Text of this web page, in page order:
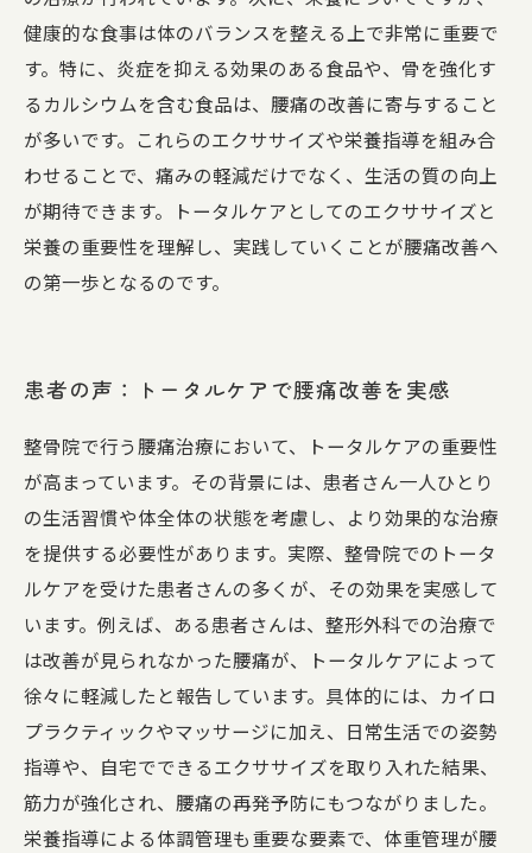
健康的な食事は体のバランスを整える上で非常に重要で
す。特に、炎症を抑える効果のある食品や、骨を強化す
るカルシウムを含む食品は、腰痛の改善に寄与すること
が多いです。これらのエクササイズや栄養指導を組み合
わせることで、痛みの軽減だけでなく、生活の質の向上
が期待できます。トータルケアとしてのエクササイズと
栄養の重要性を理解し、実践していくことが腰痛改善へ
の第一歩となるのです。
患者の声：トータルケアで腰痛改善を実感
整骨院で行う腰痛治療において、トータルケアの重要性
が高まっています。その背景には、患者さん一人ひとり
の生活習慣や体全体の状態を考慮し、より効果的な治療
を提供する必要性があります。実際、整骨院でのトータ
ルケアを受けた患者さんの多くが、その効果を実感して
います。例えば、ある患者さんは、整形外科での治療で
は改善が見られなかった腰痛が、トータルケアによって
徐々に軽減したと報告しています。具体的には、カイロ
プラクティックやマッサージに加え、日常生活での姿勢
指導や、自宅でできるエクササイズを取り入れた結果、
筋力が強化され、腰痛の再発予防にもつながりました。
栄養指導による体調管理も重要な要素で、体重管理が腰